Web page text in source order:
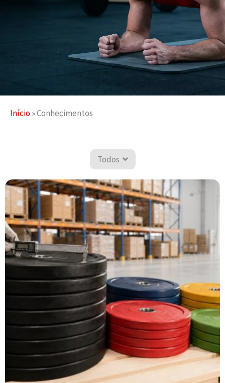
Início»Conhecimentos
Todos